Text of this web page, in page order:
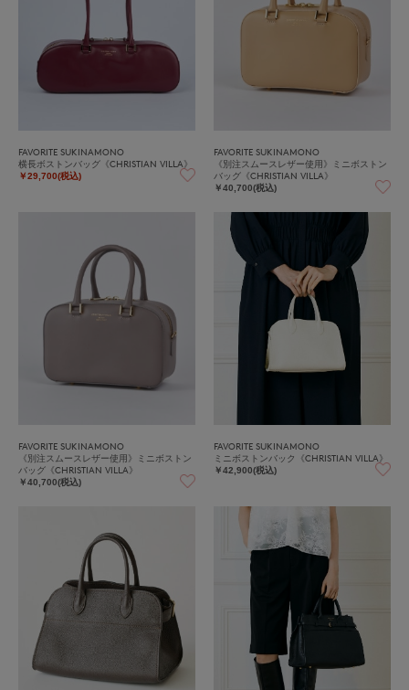
FAVORITE SUKINAMONO
横長ボストンバッグ《CHRISTIAN VILLA》
￥29,700(税込)
FAVORITE SUKINAMONO
《別注スムースレザー使用》ミニボストン
バッグ《CHRISTIAN VILLA》
￥40,700(税込)
FAVORITE SUKINAMONO
《別注スムースレザー使用》ミニボストン
バッグ《CHRISTIAN VILLA》
￥40,700(税込)
FAVORITE SUKINAMONO
ミニボストンバック《CHRISTIAN VILLA》
￥42,900(税込)